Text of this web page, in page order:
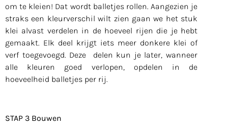
om te kleien! Dat wordt balletjes rollen. Aangezien je
straks een kleurverschil wilt zien gaan we het stuk
klei alvast verdelen in de hoeveel rijen die je hebt
gemaakt. Elk deel krijgt iets meer donkere klei of
verf toegevoegd. Deze delen kun je later, wanneer
alle kleuren goed verlopen, opdelen in de
hoeveelheid balletjes per rij.
STAP 3 Bouwen